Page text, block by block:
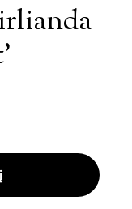
kiekis